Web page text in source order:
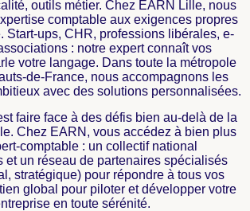
outils métier. Chez EARN Lille, nous
comptable aux exigences propres
Start-ups, CHR, professions libérales, e-
: notre expert connaît vos
votre langage. Dans toute la métropole
de-France, nous accompagnons les
avec des solutions personnalisées.
faire face à des défis bien au-delà de la
Chez EARN, vous accédez à bien plus
comptable : un collectif national
et un réseau de partenaires spécialisés
stratégique) pour répondre à tous vos
global pour piloter et développer votre
en toute sérénité.